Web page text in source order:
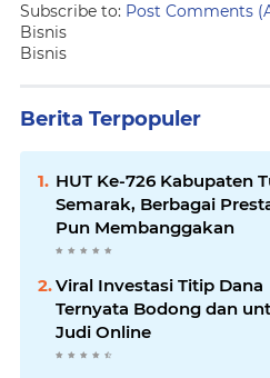
Subscribe to: Post Comments
Bisnis
Bisnis
Berita Terpopuler
HUT Ke-726 Kabupaten
Semarak, Berbagai
Pun Membanggakan
Viral Investasi Titip Dana
Ternyata Bodong dan
Judi Online